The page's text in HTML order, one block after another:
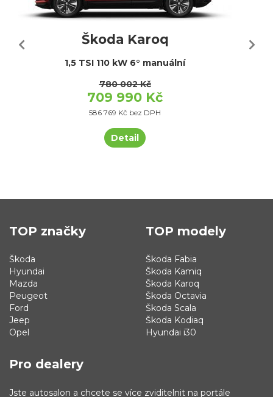
Škoda Karoq
1,5 TSI 110 kW 6° manuální
780 002 Kč
709 990 Kč
586 769 Kč bez DPH
Detail
TOP značky
Škoda
Hyundai
Mazda
Peugeot
Ford
Jeep
Opel
TOP modely
Škoda Fabia
Škoda Kamiq
Škoda Karoq
Škoda Octavia
Škoda Scala
Škoda Kodiaq
Hyundai i30
Pro dealery
Jste autosalon a chcete se více zviditelnit na portále